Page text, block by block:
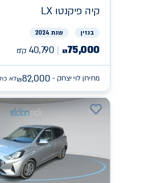
קיה פיקנטו LX
בנזין שנת 2024
₪75,000
40,790 ק״מ
מחירון לוי יצחק - ₪82,000 לא